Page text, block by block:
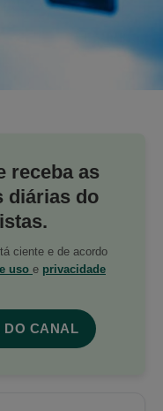
receba as
diárias do
ciente e de acordo
uso e privacidade
DO CANAL